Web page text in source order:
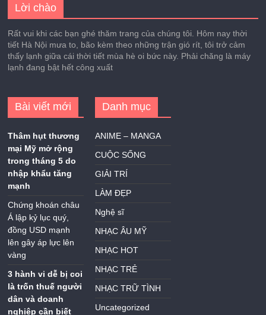
Lời chào
Rất vui khi các bạn ghé thăm trang của chúng tôi. Hôm nay thời
tiết Hà Nội mưa to, bão kèm theo những trận gió rít, tôi trở cảm
thấy lạnh giữa cái thời tiết mùa hè oi bức này. Phải chăng là máy
lạnh đang bật hết công xuất
Bài viết mới
Thâm hụt thương
mại Mỹ mở rộng
trong tháng 5 do
nhập khẩu tăng
mạnh
Chứng khoán châu
Á lập kỷ lục quý,
đồng USD mạnh
lên gây áp lực lên
vàng
3 hành vi dễ bị coi
là trốn thuế người
dân và doanh
nghiệp cần biết
Danh mục
ANIME – MANGA
CUỘC SỐNG
GIẢI TRÍ
LÀM ĐẸP
Nghệ sĩ
NHẠC ÂU MỸ
NHẠC HOT
NHẠC TRẺ
NHẠC TRỮ TÌNH
Uncategorized